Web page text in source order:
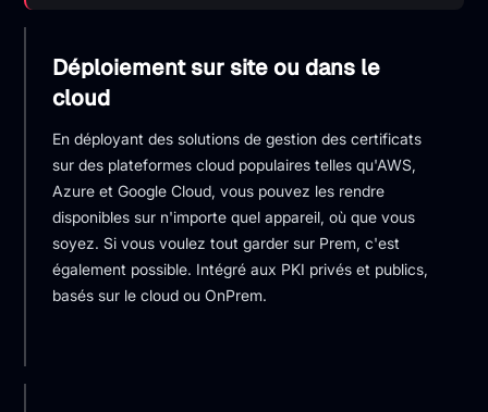
Déploiement sur site ou dans le
cloud
En déployant des solutions de gestion des certificats
sur des plateformes cloud populaires telles qu'AWS,
Azure et Google Cloud, vous pouvez les rendre
disponibles sur n'importe quel appareil, où que vous
soyez. Si vous voulez tout garder sur Prem, c'est
également possible. Intégré aux PKI privés et publics,
basés sur le cloud ou OnPrem.